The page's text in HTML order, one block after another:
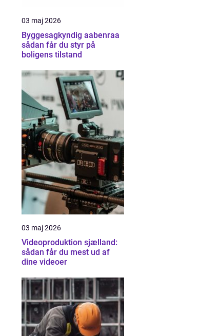
03 maj 2026
Byggesagkyndig aabenraa
sådan får du styr på
boligens tilstand
03 maj 2026
Videoproduktion sjælland:
sådan får du mest ud af
dine videoer